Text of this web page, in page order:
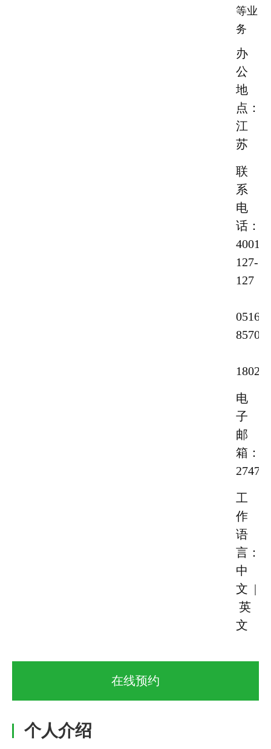
等业
务
办
公
地
点：
江
苏
联
系
电
话：
4001-
127-
127
0516-
电
子
邮
箱：
工
作
语
言：
中
文 |
英
文
在线预约
个人介绍